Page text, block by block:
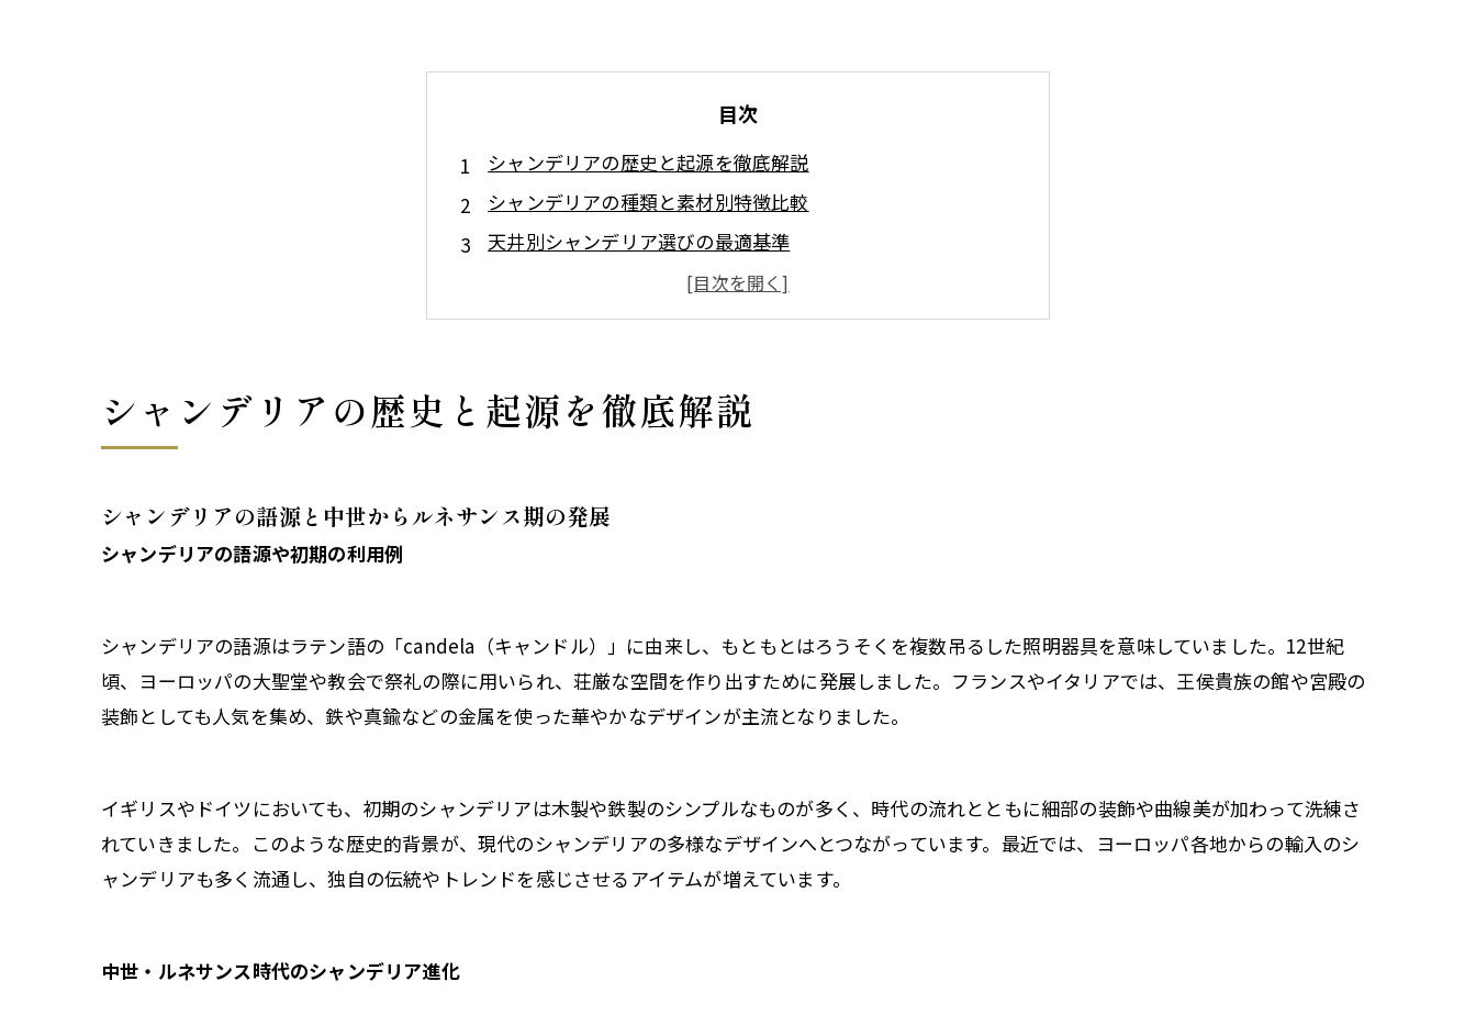
目次
シャンデリアの歴史と起源を徹底解説
シャンデリアの種類と素材別特徴比較
天井別シャンデリア選びの最適基準
新潟県のシャンデリアについて
新潟県でシャンデリアが選ばれる（求められる）理由について
会社概要
シャンデリアの歴史と起源を徹底解説
シャンデリアの語源と中世からルネサンス期の発展
シャンデリアの語源や初期の利用例
シャンデリアの語源はラテン語の「candela（キャンドル）」に由来し、もともとはろうそくを複数吊るした照明器具を意味していました。12世紀
頃、ヨーロッパの大聖堂や教会で祭礼の際に用いられ、荘厳な空間を作り出すために発展しました。フランスやイタリアでは、王侯貴族の館や宮殿の
装飾としても人気を集め、鉄や真鍮などの金属を使った華やかなデザインが主流となりました。
イギリスやドイツにおいても、初期のシャンデリアは木製や鉄製のシンプルなものが多く、時代の流れとともに細部の装飾や曲線美が加わって洗練さ
れていきました。このような歴史的背景が、現代のシャンデリアの多様なデザインへとつながっています。最近では、ヨーロッパ各地からの輸入のシ
ャンデリアも多く流通し、独自の伝統やトレンドを感じさせるアイテムが増えています。
中世・ルネサンス時代のシャンデリア進化